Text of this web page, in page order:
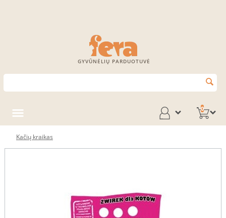
GYVŪNĖLIŲ PARDUOTUVĖ
0
Kačių kraikas